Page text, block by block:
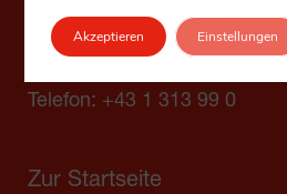
Wohnhäuser – Häuser zum
Telefon: +43 1 313 99 0
Zur Startseite
Akzeptieren Einstellungen